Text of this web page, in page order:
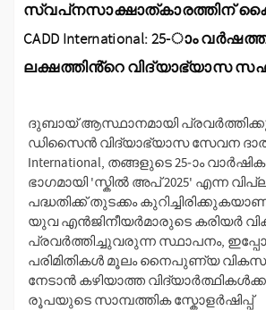
സ്വപ്‌നസാക്ഷാത്കാരത്തിന്
CADD International: 25-ാം
ലക്ഷത്തിൻ്റെ വിദ്യാഭ്യാസ
ദുബായ് ആസ്ഥാനമായി
ഡിസൈൻ വിദ്യാഭ്യാസ സേവന
International, തങ്ങളുടെ 25-ാം
ഭാഗമായി 'സ്കിൽ അപ് 2025' എന്ന
പദ്ധതിക്ക് തുടക്കം
യുവ എൻജിനീയർമാരുടെ കരിയർ
പ്രവർത്തിച്ചുവരുന്ന സ്ഥാപനം,
പരിമിതികൾ മൂലം നൈപുണ്യ
നേടാൻ കഴിയാത്ത
രൂപയുടെ സാമ്പത്തിക സ്കോളർഷിപ്പ്